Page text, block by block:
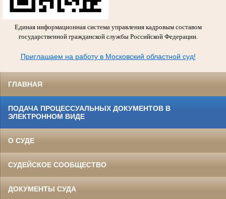
Единая информационная система управления кадровым составом
государственной гражданской службы Российской Федерации.
Приглашаем на работу в Московский областной суд!
ГЛАВНАЯ
ПОДАЧА ПРОЦЕССУАЛЬНЫХ ДОКУМЕНТОВ В
ЭЛЕКТРОННОМ ВИДЕ
О СУДЕ
СУДЕЙСКОЕ СООБЩЕСТВО
ДОКУМЕНТЫ СУДА